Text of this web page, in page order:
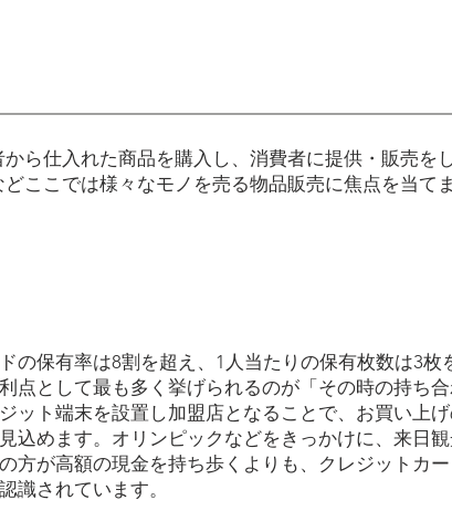
ら仕入れた商品を購入し、消費者に提供・販売を
ここでは様々なモノを売る物品販売に焦点を当てま
の保有率は8割を超え、1人当たりの保有枚数は3枚
点として最も多く挙げられるのが「その時の持ち
ット端末を設置し加盟店となることで、お買い上
込めます。オリンピックなどをきっかけに、来日
方が高額の現金を持ち歩くよりも、クレジットカ
識されています。